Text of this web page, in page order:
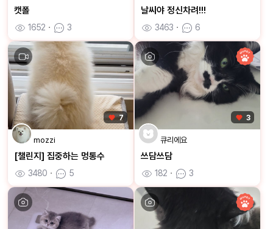
캣폴
1652 ㆍ 3
날씨야 정신차려!!!
3463 ㆍ 6
7
mozzi
[챌린지] 집중하는 멍통수
3480 ㆍ 5
3
큐리에요
쓰담쓰담
182 ㆍ 3